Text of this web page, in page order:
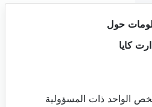
حول
ارت كايا
الواحد ذات المسؤولية